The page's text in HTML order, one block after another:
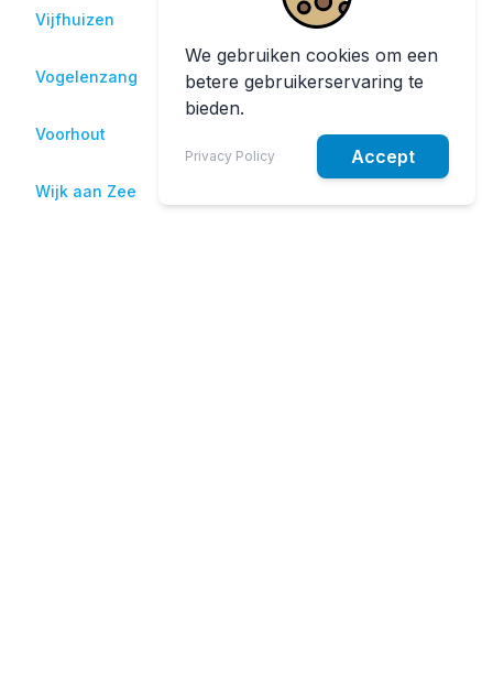
We gebruiken cookies om een
betere gebruikerservaring te
bieden.
Privacy Policy Accept
Vijfhuizen € 134
Vogelenzang € 129 € 134 € 139
Voorhout € 129 € 146
Wijk aan Zee